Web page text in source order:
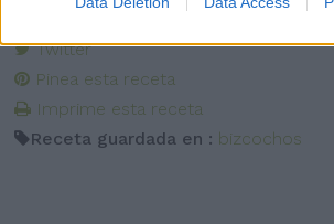
Twitter
Pinea esta receta
Imprime esta receta
Receta guardada en : bizcochos